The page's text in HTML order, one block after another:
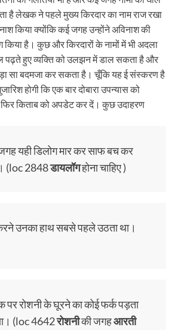
है लेखक ने पहले मुख्य किरदार का नाम राज रखा
किया क्योंकि कई जगह उन्होंने अविनाश की
किया है। कुछ और किरदारों के नामों में भी अदला
पढ़ते हुए व्यक्ति को उलझन में डाल सकता है और
सा बदमजा कर सकता है। चूँकि यह ई संस्करण है
होगी कि एक बार दोबारा उपन्यास को
किताब को अपडेट कर दें। कुछ उदाहरण
यही डिलोग मार कर साफ बच कर
(loc 2848डायलॉगहोना चाहिए )
उनका हाथ सबसे पहले उठता था।
रोशनी के घूरने का कोई फर्क पड़ता
(loc 4642रोशनीकी जगहआरती